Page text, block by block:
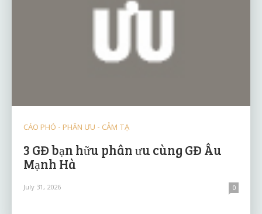
CÁO PHÓ - PHÂN ƯU - CẢM TẠ
3 GĐ bạn hữu phân ưu cùng GĐ Âu
Mạnh Hà
July 31, 2026 0